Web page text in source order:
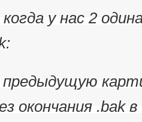
у нас 2
окончания .bak